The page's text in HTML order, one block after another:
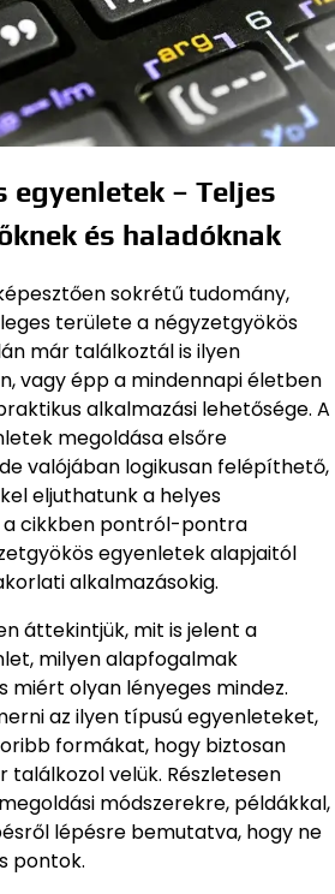
egyenletek – Teljes
és haladóknak
sokrétű tudomány,
területe a négyzetgyökös
már találkoztál is ilyen
vagy épp a mindennapi életben
alkalmazási lehetősége. A
megoldása elsőre
valójában logikusan felépíthető,
eljuthatunk a helyes
a cikkben pontról-pontra
egyenletek alapjaitól
alkalmazásokig.
áttekintjük, mit is jelent a
milyen alapfogalmak
miért olyan lényeges mindez.
az ilyen típusú egyenleteket,
formákat, hogy biztosan
találkozol velük. Részletesen
módszerekre, példákkal,
lépésre bemutatva, hogy ne
pontok.